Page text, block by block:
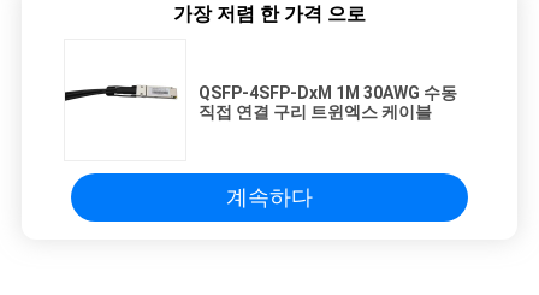
가장 저렴 한 가격 으로
QSFP-4SFP-DxM 1M 30AWG 수동
직접 연결 구리 트윈엑스 케이블
계속하다